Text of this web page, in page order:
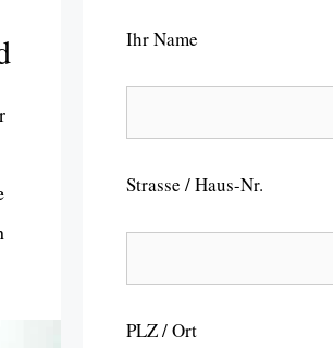
Ihr Name
Strasse / Haus-Nr.
PLZ / Ort